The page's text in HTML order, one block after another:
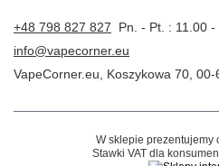
+48 798 827 827
Pn. - Pt. : 11.00
info@vapecorner.eu
VapeCorner.eu
Koszykowa 70 00-
W sklepie prezentujemy
Stawki VAT dla